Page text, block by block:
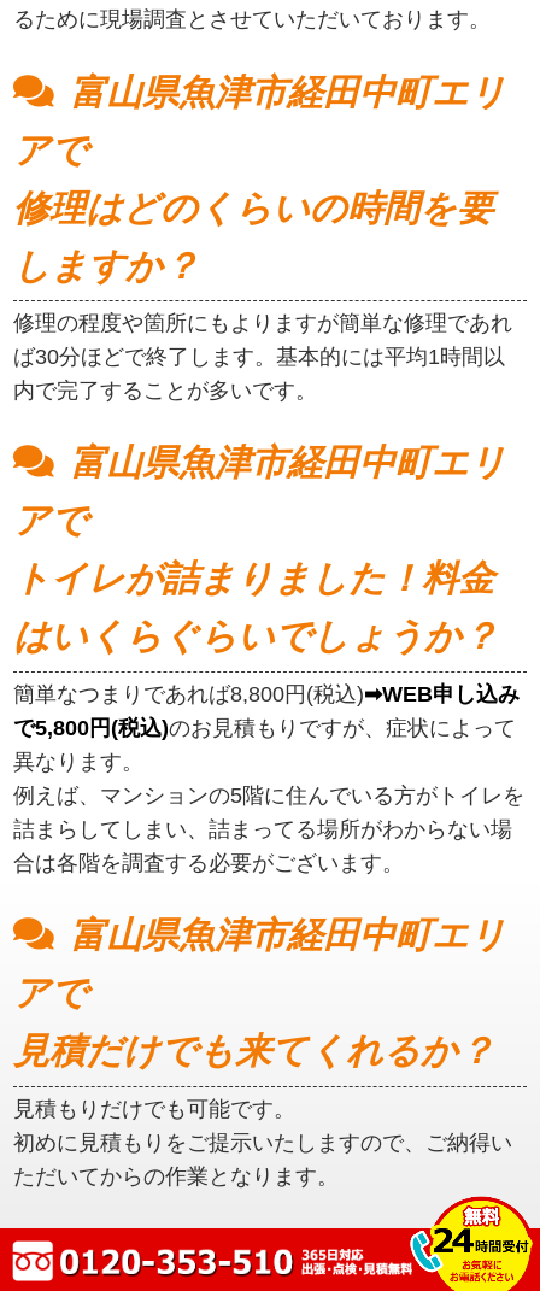
るために現場調査とさせていただいております。
富山県魚津市経田中町エリ
アで
修理はどのくらいの時間を要
しますか？
修理の程度や箇所にもよりますが簡単な修理であれ
ば30分ほどで終了します。基本的には平均1時間以
内で完了することが多いです。
富山県魚津市経田中町エリ
アで
トイレが詰まりました！料金
はいくらぐらいでしょうか？
簡単なつまりであれば8,800円(税込)➡WEB申し込み
で5,800円(税込)のお見積もりですが、症状によって
異なります。
例えば、マンションの5階に住んでいる方がトイレを
詰まらしてしまい、詰まってる場所がわからない場
合は各階を調査する必要がございます。
富山県魚津市経田中町エリ
アで
見積だけでも来てくれるか？
見積もりだけでも可能です。
初めに見積もりをご提示いたしますので、ご納得い
ただいてからの作業となります。
富山県魚津市経田中町エリ